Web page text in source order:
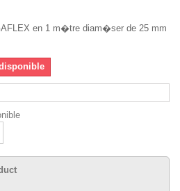
en 1 m�tre diam�ser de 25 mm